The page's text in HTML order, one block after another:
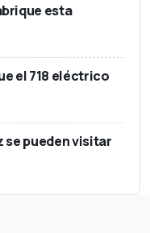
esta
el 718 eléctrico
se pueden visitar